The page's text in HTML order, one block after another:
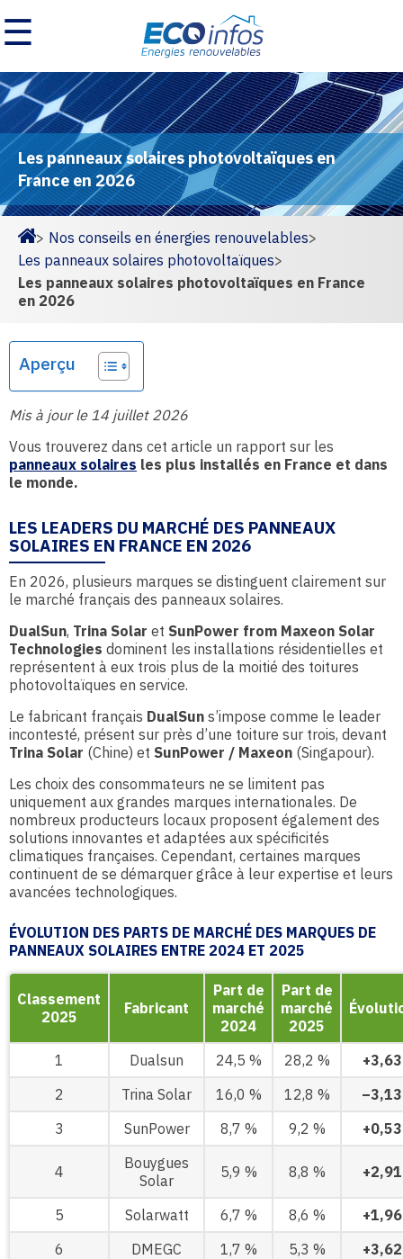
☰
Les panneaux solaires photovoltaïques en
France en 2026
Homepage
> Nos conseils en énergies renouvelables>
Les panneaux solaires photovoltaïques>
Les panneaux solaires photovoltaïques en France
en 2026
Aperçu
Mis à jour le 14 juillet 2026
Vous trouverez dans cet article un rapport sur les
panneaux solaires les plus installés en France et dans
le monde.
LES LEADERS DU MARCHÉ DES PANNEAUX
SOLAIRES EN FRANCE EN 2026
En 2026, plusieurs marques se distinguent clairement sur
le marché français des panneaux solaires.
DualSun, Trina Solar et SunPower from Maxeon Solar
Technologies dominent les installations résidentielles et
représentent à eux trois plus de la moitié des toitures
photovoltaïques en service.
Le fabricant français DualSun s’impose comme le leader
incontesté, présent sur près d’une toiture sur trois, devant
Trina Solar (Chine) et SunPower / Maxeon (Singapour).
Les choix des consommateurs ne se limitent pas
uniquement aux grandes marques internationales. De
nombreux producteurs locaux proposent également des
solutions innovantes et adaptées aux spécificités
climatiques françaises. Cependant, certaines marques
continuent de se démarquer grâce à leur expertise et leurs
avancées technologiques.
ÉVOLUTION DES PARTS DE MARCHÉ DES MARQUES DE
PANNEAUX SOLAIRES ENTRE 2024 ET 2025
Classement
2025
Fabricant
Part de
marché
2024
Part de
marché
2025
1 Dualsun 24,5 % 28,2 %
+3,63
2
Trina Solar 16,0 % 12,8 %
–3,13
3
SunPower 8,7 % 9,2 % +0,53
4
Bouygues
Solar
5,9 % 8,8 % +2,91
5 Solarwatt 6,7 % 8,6 %
+1,96
6
DMEGC 1,7 % 5,3 %
+3,62